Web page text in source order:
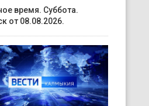
время. Суббота.
от 08.08.2026.